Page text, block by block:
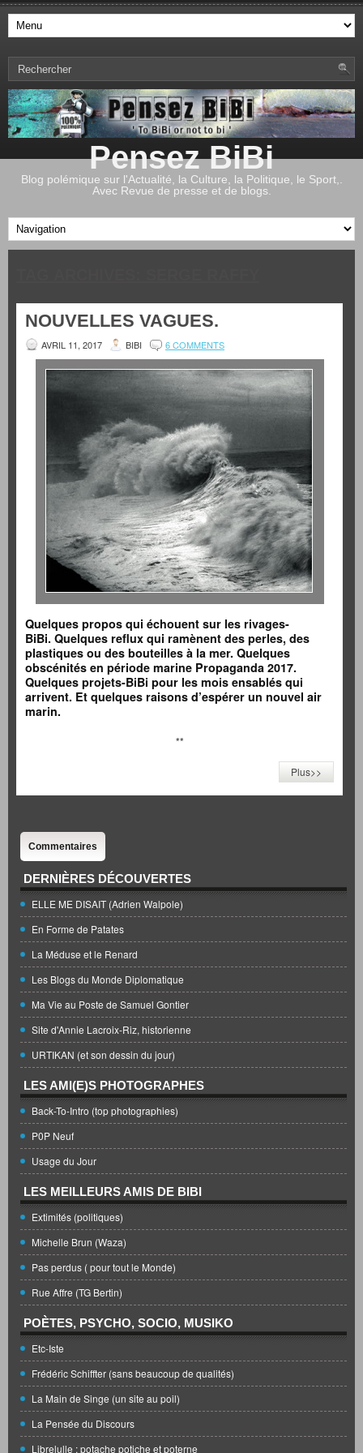
Pensez BiBi
Blog polémique sur l'Actualité, la Culture, la Politique, le Sport,.
Avec Revue de presse et de blogs.
NOUVELLES VAGUES.
AVRIL 11, 2017 BIBI 6 COMMENTS
Quelques propos qui échouent sur les rivages-
BiBi. Quelques reflux qui ramènent des perles, des
plastiques ou des bouteilles à la mer. Quelques
obscénités en période marine Propaganda 2017.
Quelques projets-BiBi pour les mois ensablés qui
arrivent. Et quelques raisons d’espérer un nouvel air
marin.
**
Plus>>
Commentaires
DERNIÈRES DÉCOUVERTES
ELLE ME DISAIT (Adrien Walpole)
En Forme de Patates
La Méduse et le Renard
Les Blogs du Monde Diplomatique
Ma Vie au Poste de Samuel Gontier
Site d'Annie Lacroix-Riz, historienne
URTIKAN (et son dessin du jour)
LES AMI(E)S PHOTOGRAPHES
Back-To-Intro (top photographies)
P0P Neuf
Usage du Jour
LES MEILLEURS AMIS DE BIBI
Extimités (politiques)
Michelle Brun (Waza)
Pas perdus ( pour tout le Monde)
Rue Affre (TG Bertin)
POÈTES, PSYCHO, SOCIO, MUSIKO
Etc-Iste
Frédéric Schiffter (sans beaucoup de qualités)
La Main de Singe (un site au poil)
La Pensée du Discours
Librelulle : potache potiche et poterne